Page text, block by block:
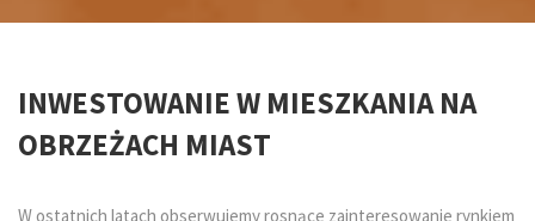
INWESTOWANIE W MIESZKANIA NA
OBRZEŻACH MIAST
W ostatnich latach obserwujemy rosnące zainteresowanie rynkiem